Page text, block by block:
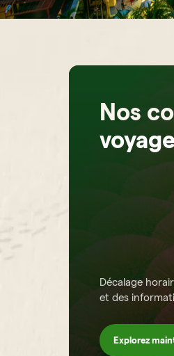
Nos
Décalage
et des
Explorez